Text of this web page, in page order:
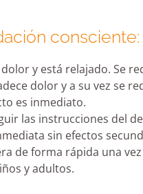
consciente:
y está relajado. Se
dolor y a su vez se
es inmediato.
las instrucciones del
sin efectos
de forma rápida una
y adultos.